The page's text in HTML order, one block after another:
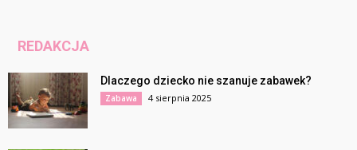
REDAKCJA
Dlaczego dziecko nie szanuje zabawek?
Zabawa 4 sierpnia 2025